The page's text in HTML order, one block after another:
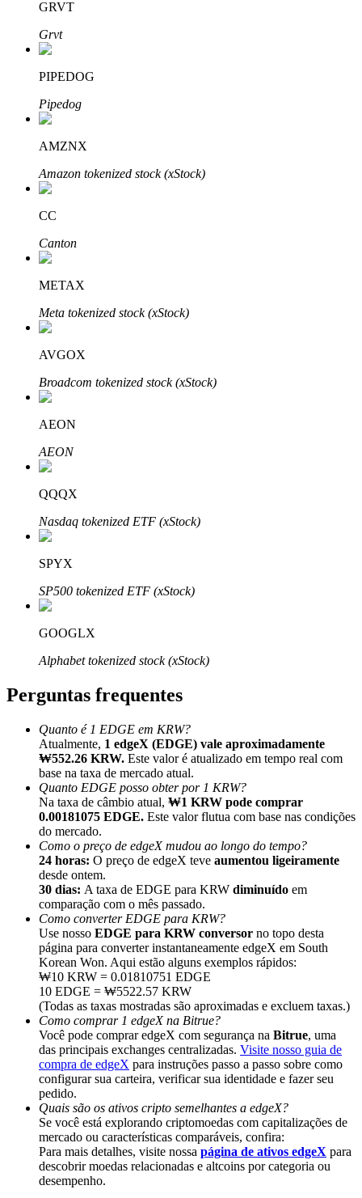
Investimento Automático
Obtenha lucro a longo prazo e interesses flexíveis
Aprenda a apostar
Aprenda como ganhar renda passiva
Bitrue
AI
Parceiros Bitrue
Indicação
Convide um amigo para receber recompensas em dinheiro
BTC Welcome Rewards
BTC Welcome Rewards
Deposit & Trade BTC to Share 25000 USDT prize pool!
Deposit CASHCAT & Win
Share 500000 CASHCAT prize pool
GRVT
Grvt
PIPEDOG
Pipedog
AMZNX
Amazon tokenized stock (xStock)
CC
Canton
METAX
Meta tokenized stock (xStock)
AVGOX
Broadcom tokenized stock (xStock)
AEON
AEON
QQQX
Nasdaq tokenized ETF (xStock)
SPYX
SP500 tokenized ETF (xStock)
GOOGLX
Alphabet tokenized stock (xStock)
Perguntas frequentes
Quanto é 1 EDGE em KRW?
Atualmente, 1 edgeX (EDGE) vale aproximadamente
₩552.26 KRW. Este valor é atualizado em tempo real com
base na taxa de mercado atual.
Quanto EDGE posso obter por 1 KRW?
Na taxa de câmbio atual, ₩1 KRW pode comprar
0.00181075 EDGE. Este valor flutua com base nas condições
do mercado.
Como o preço de edgeX mudou ao longo do tempo?
24 horas: O preço de edgeX teve aumentou ligeiramente
desde ontem.
30 dias: A taxa de EDGE para KRW diminuído em
comparação com o mês passado.
Como converter EDGE para KRW?
Use nosso EDGE para KRW conversor no topo desta
página para converter instantaneamente edgeX em South
Korean Won. Aqui estão alguns exemplos rápidos:
₩10 KRW = 0.01810751 EDGE
10 EDGE = ₩5522.57 KRW
(Todas as taxas mostradas são aproximadas e excluem taxas.)
Como comprar 1 edgeX na Bitrue?
Você pode comprar edgeX com segurança na Bitrue, uma
das principais exchanges centralizadas. Visite nosso guia de
compra de edgeX para instruções passo a passo sobre como
configurar sua carteira, verificar sua identidade e fazer seu
pedido.
Quais são os ativos cripto semelhantes a edgeX?
Se você está explorando criptomoedas com capitalizações de
mercado ou características comparáveis, confira:
Para mais detalhes, visite nossa página de ativos edgeX para
descobrir moedas relacionadas e altcoins por categoria ou
desempenho.